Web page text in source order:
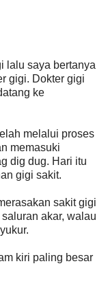
lalu saya bertanya
gigi. Dokter gigi
ke
melalui proses
memasuki
dig dug. Hari itu
gigi sakit.
sakit gigi
akar, walau
kiri paling besar